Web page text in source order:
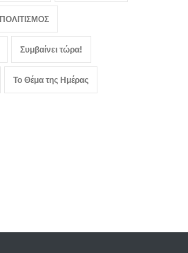
ΠΟΛΙΤΙΣΜΟΣ
Συμβαίνει τώρα!
Το Θέμα της Ημέρας